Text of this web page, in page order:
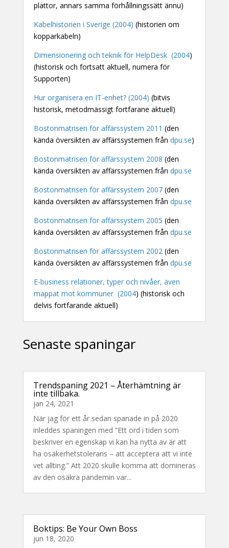
plattor, annars samma förhållningssätt ännu)
Kabelhistorien i Sverige (2004) (historien om
kopparkabeln)
Dimensionering och teknik för HelpDesk (2004)
(historisk och fortsatt aktuell, numera för
Supporten)
Hur organisera en IT-enhet? (2004) (bitvis
historisk, metodmässigt fortfarane aktuell)
Bostonmatrisen för affärssystem 2011 (den
kända översikten av affärssystemen från dpu.se)
Bostonmatrisen för affärssystem 2008 (den
kända översikten av affärssystemen från dpu.se
Bostonmatrisen för affärssystem 2007(den
kända översikten av affärssystemen från dpu.se
Bostonmatrisen för affärssystem 2005 (den
kända översikten av affärssystemen från dpu.se
Bostonmatrisen för affärssystem 2002(den
kända översikten av affärssystemen från dpu.se
E-business relationer, typer och nivåer, även
mappat mot kommuner (2004) (historisk och
delvis fortfarande aktuell)
Senaste spaningar
Trendspaning 2021 – Återhämtning är
inte tillbaka.
jan 24, 2021
När jag för ett år sedan spanade in på 2020
inleddes spaningen med ”Ett ord i tiden som
beskriver en egenskap vi kan ha nytta av är att
ha osäkerhetstolerans – att acceptera att vi inte
vet allting.” Att 2020 skulle komma att domineras
av den osäkra pandemin var...
Boktips: Be Your Own Boss
jun 18, 2020